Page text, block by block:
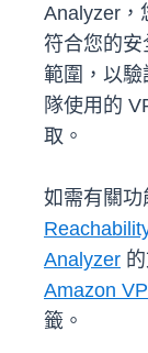
Analyzer，
符合您的
範圍，以驗
隊使用的
取。
如需有關功
Analyzer
Amazon
籤。